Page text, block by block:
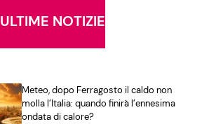
ULTIME NOTIZIE
Meteo, dopo Ferragosto il caldo non
molla l’Italia: quando finirà l’ennesima
ondata di calore?